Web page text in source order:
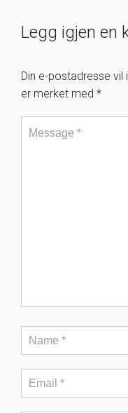
Legg igjen en
Din e-postadresse vil
er merket med *